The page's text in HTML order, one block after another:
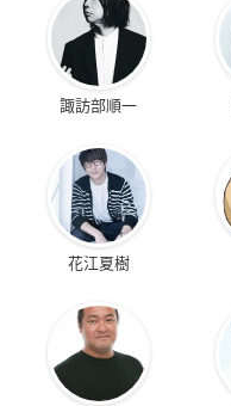
諏訪部順一
花江夏樹